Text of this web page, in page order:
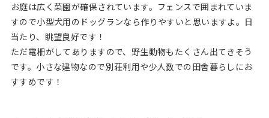
お庭は広く菜園が確保されています。フェンスで囲まれていま
すので小型犬用のドッグランなら作りやすいと思いますよ。日
当たり、眺望良好です！
ただ電柵がしてありますので、野生動物もたくさん出てきそう
です。小さな建物なので別荘利用や少人数での田舎暮らしにお
すすめです！